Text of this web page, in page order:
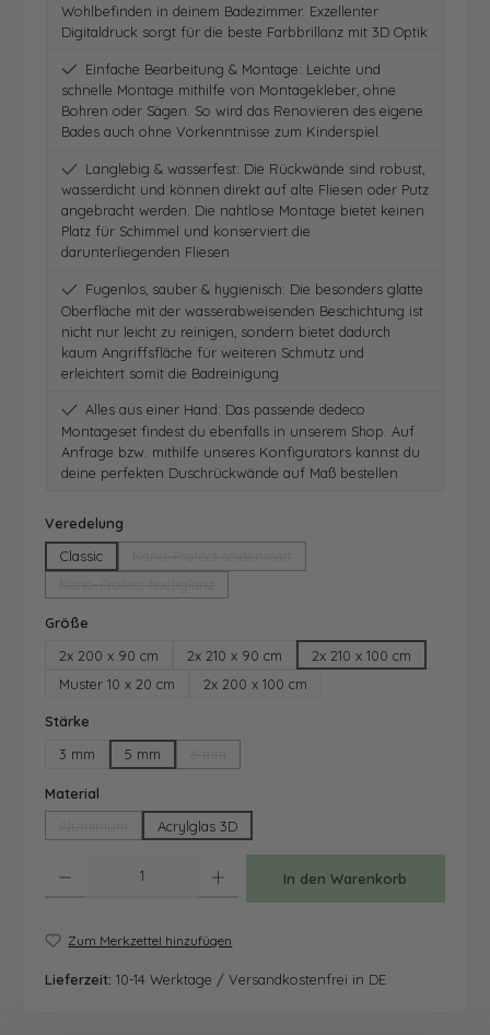
Wohlbefinden in deinem Badezimmer. Exzellenter
Digitaldruck sorgt für die beste Farbbrillanz mit 3D Optik
Einfache Bearbeitung & Montage: Leichte und
schnelle Montage mithilfe von Montagekleber, ohne
Bohren oder Sägen. So wird das Renovieren des eigene
Bades auch ohne Vorkenntnisse zum Kinderspiel.
Langlebig & wasserfest: Die Rückwände sind robust,
wasserdicht und können direkt auf alte Fliesen oder Putz
angebracht werden. Die nahtlose Montage bietet keinen
Platz für Schimmel und konserviert die
darunterliegenden Fliesen
Fugenlos, sauber & hygienisch: Die besonders glatte
Oberfläche mit der wasserabweisenden Beschichtung ist
nicht nur leicht zu reinigen, sondern bietet dadurch
kaum Angriffsfläche für weiteren Schmutz und
erleichtert somit die Badreinigung
Alles aus einer Hand: Das passende dedeco
Montageset findest du ebenfalls in unserem Shop. Auf
Anfrage bzw. mithilfe unseres Konfigurators kannst du
deine perfekten Duschrückwände auf Maß bestellen
Veredelung
Classic
(Diese Option ist zurzeit nicht verfügbar.)
Größe
2x 200 x 90 cm
2x 210 x 90 cm
2x 210 x 100 cm
Muster 10 x 20 cm
2x 200 x 100 cm
Stärke
3 mm
5 mm
Material
(Diese Option ist zurzeit nicht verfügbar.)
Acrylglas 3D
In den Warenkorb
Zum Merkzettel hinzufügen
Lieferzeit: 10-14 Werktage / Versandkostenfrei in DE